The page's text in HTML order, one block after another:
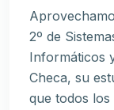
2º de
Informáticos
Checa, su
que todos